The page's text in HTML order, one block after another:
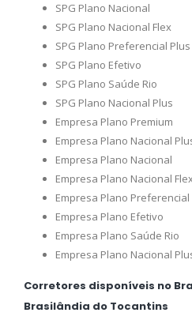
SPG Plano Nacional
SPG Plano Nacional Flex
SPG Plano Preferencial Plus
SPG Plano Efetivo
SPG Plano Saúde Rio
SPG Plano Nacional Plus
Empresa Plano Premium
Empresa Plano Nacional
Empresa Plano Nacional
Empresa Plano Nacional
Empresa Plano Preferencial
Empresa Plano Efetivo
Empresa Plano Saúde Rio
Empresa Plano Nacional
Corretores disponíveis no
Brasilândia do Tocantins